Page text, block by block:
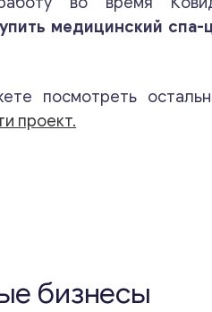
медицинский
посмотреть
проект.
бизнесы